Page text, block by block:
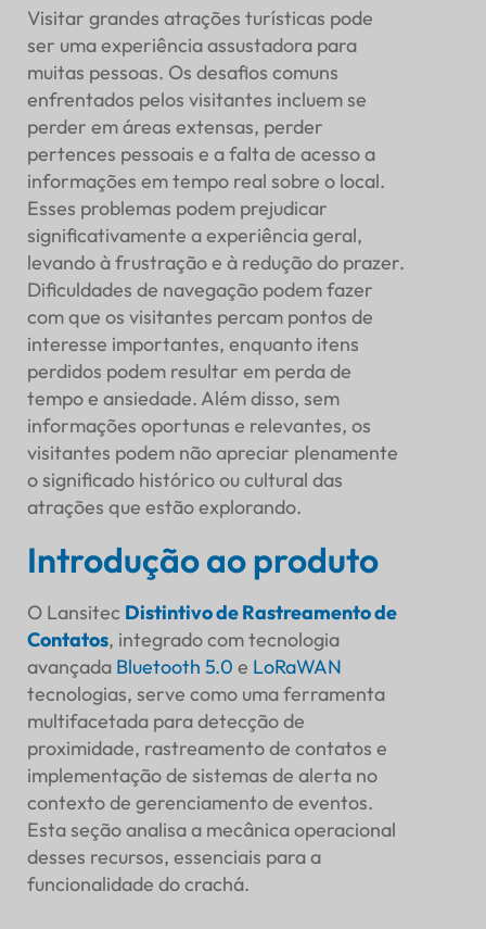
Resumo dos Benefícios
Perspectivas futuras
Visitar grandes atrações turísticas pode
ser uma experiência assustadora para
muitas pessoas. Os desafios comuns
enfrentados pelos visitantes incluem se
perder em áreas extensas, perder
pertences pessoais e a falta de acesso a
informações em tempo real sobre o local.
Esses problemas podem prejudicar
significativamente a experiência geral,
levando à frustração e à redução do prazer.
Dificuldades de navegação podem fazer
com que os visitantes percam pontos de
interesse importantes, enquanto itens
perdidos podem resultar em perda de
tempo e ansiedade. Além disso, sem
informações oportunas e relevantes, os
visitantes podem não apreciar plenamente
o significado histórico ou cultural das
atrações que estão explorando.
Introdução ao produto
O Lansitec Distintivo de Rastreamento de
Contatos, integrado com tecnologia
avançada Bluetooth 5.0 e LoRaWAN
tecnologias, serve como uma ferramenta
multifacetada para detecção de
proximidade, rastreamento de contatos e
implementação de sistemas de alerta no
contexto de gerenciamento de eventos.
Esta seção analisa a mecânica operacional
desses recursos, essenciais para a
funcionalidade do crachá.